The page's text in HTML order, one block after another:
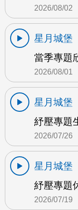
2026/08/02
星月城堡
當季專題
2026/08/01
星月城堡
紓壓專題
2026/07/26
星月城堡
紓壓專題
2026/07/19